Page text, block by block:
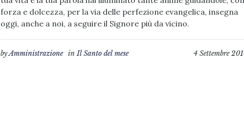
forza e dolcezza, per la via delle perfezione evangelica, insegna
oggi, anche a noi, a seguire il Signore più da vicino.
4 Settembre
byAmministrazione inIl Santo del mese